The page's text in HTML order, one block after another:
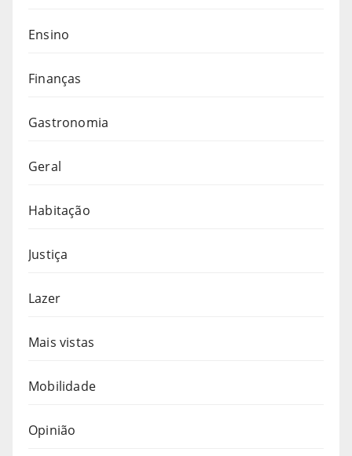
Ensino
Finanças
Gastronomia
Geral
Habitação
Justiça
Lazer
Mais vistas
Mobilidade
Opinião